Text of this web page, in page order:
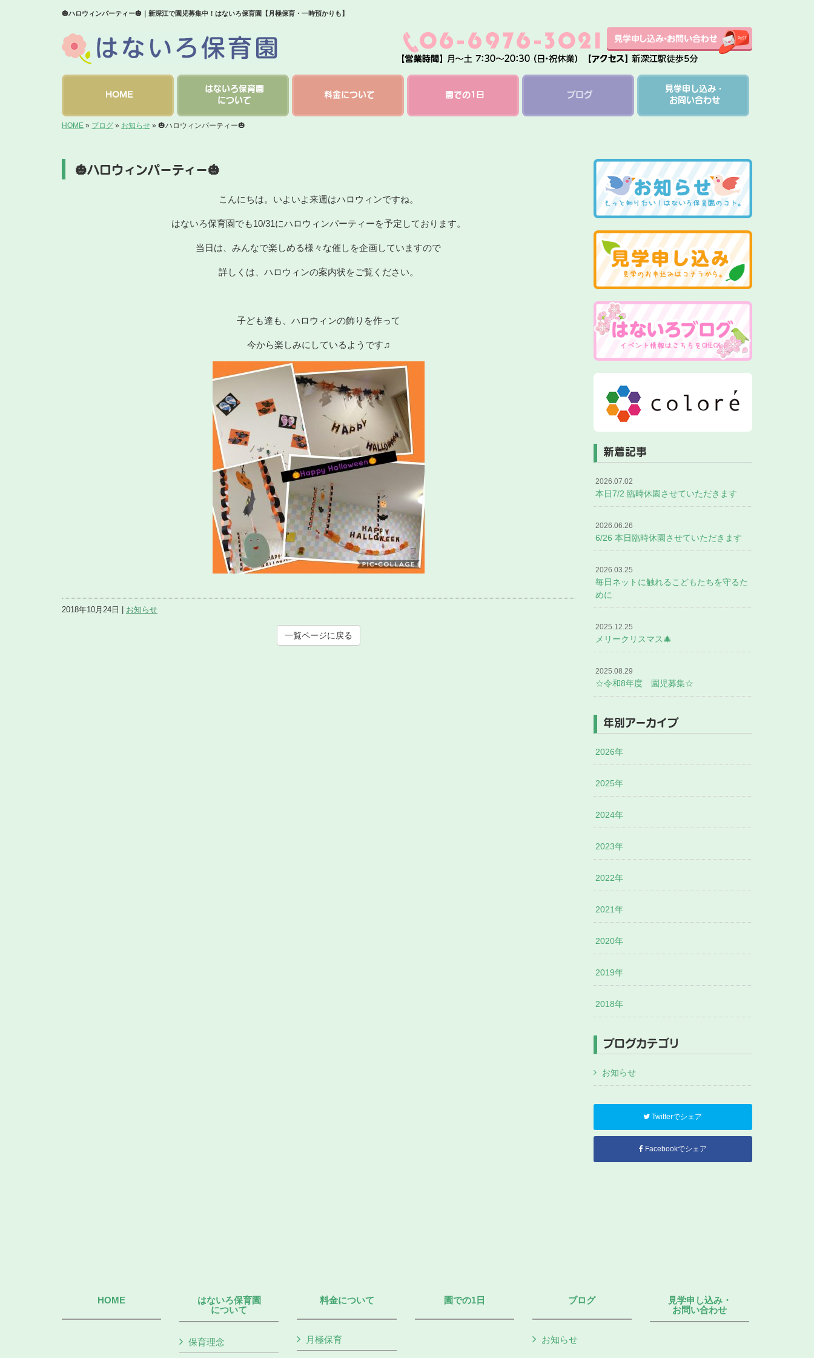
🎃ハロウィンパーティー🎃｜新深江で園児募集中！はないろ保育園【月極保育・一時預かりも】
HOME
はないろ保育園
について
料金について 園での1日 ブログ
見学申し込み・
お問い合わせ
HOME » ブログ » お知らせ » 🎃ハロウィンパーティー🎃
🎃ハロウィンパーティー🎃
こんにちは。いよいよ来週はハロウィンですね。
はないろ保育園でも10/31にハロウィンパーティーを予定しております。
当日は、みんなで楽しめる様々な催しを企画していますので
詳しくは、ハロウィンの案内状をご覧ください。
子ども達も、ハロウィンの飾りを作って
今から楽しみにしているようです♫
2018年10月24日 | お知らせ
一覧ページに戻る
新着記事
2026.07.02
本日7/2 臨時休園させていただきます
2026.06.26
6/26 本日臨時休園させていただきます
2026.03.25
毎日ネットに触れるこどもたちを守るた
めに
2025.12.25
メリークリスマス🎄
2025.08.29
☆令和8年度 園児募集☆
年別アーカイブ
2026年
2025年
2024年
2023年
2022年
2021年
2020年
2019年
2018年
ブログカテゴリ
お知らせ
Twitterでシェア
Facebookでシェア
HOME
はないろ保育園
について
保育理念
料金について
月極保育
園での1日 ブログ
お知らせ
見学申し込み・
お問い合わせ